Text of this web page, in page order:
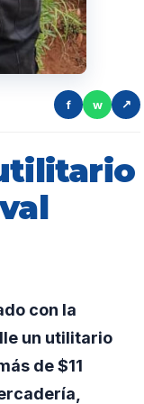
f w ↗
con la
un utilitario
de $11